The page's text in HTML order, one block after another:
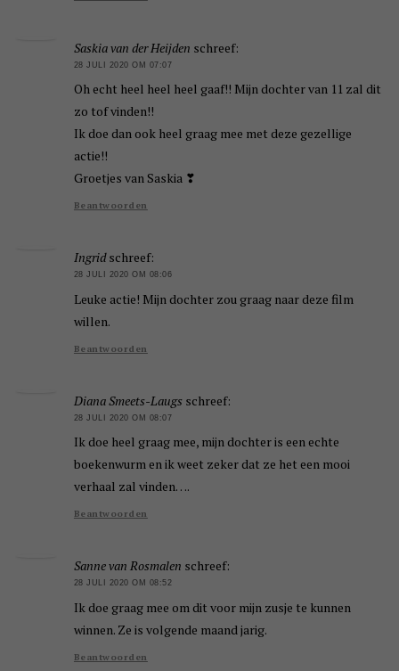
Saskia van der Heijden schreef:
28 JULI 2020 OM 07:07
Oh echt heel heel heel gaaf!! Mijn dochter van 11 zal dit
zo tof vinden!!
Ik doe dan ook heel graag mee met deze gezellige
actie!!
Groetjes van Saskia ❣
Beantwoorden
Ingrid schreef:
28 JULI 2020 OM 08:06
Leuke actie! Mijn dochter zou graag naar deze film
willen.
Beantwoorden
Diana Smeets-Laugs schreef:
28 JULI 2020 OM 08:07
Ik doe heel graag mee, mijn dochter is een echte
boekenwurm en ik weet zeker dat ze het een mooi
verhaal zal vinden….
Beantwoorden
Sanne van Rosmalen schreef:
28 JULI 2020 OM 08:52
Ik doe graag mee om dit voor mijn zusje te kunnen
winnen. Ze is volgende maand jarig.
Beantwoorden